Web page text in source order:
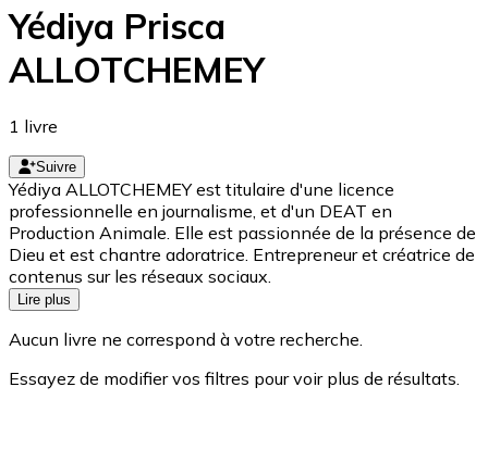
Yédiya Prisca
ALLOTCHEMEY
1 livre
Suivre
Yédiya ALLOTCHEMEY est titulaire d'une licence
professionnelle en journalisme, et d'un DEAT en
Production Animale. Elle est passionnée de la présence de
Dieu et est chantre adoratrice. Entrepreneur et créatrice de
contenus sur les réseaux sociaux.
Lire plus
Aucun livre ne correspond à votre recherche.
Essayez de modifier vos filtres pour voir plus de résultats.